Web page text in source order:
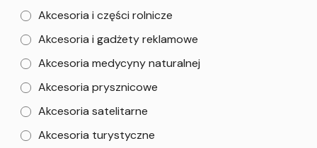
Akcesoria i części rolnicze
Akcesoria i gadżety reklamowe
Akcesoria medycyny naturalnej
Akcesoria prysznicowe
Akcesoria satelitarne
Akcesoria turystyczne